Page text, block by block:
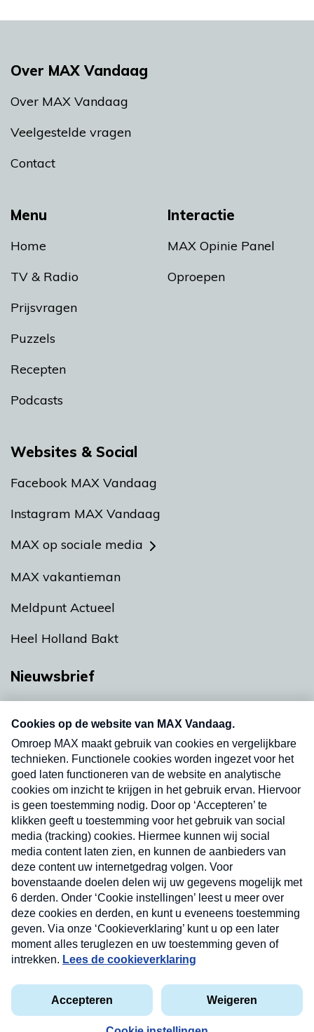
Menu
Home
TV & Radio
Prijsvragen
Puzzels
Recepten
Podcasts
Interactie
MAX Opinie Panel
Oproepen
Over MAX Vandaag
Over MAX Vandaag
Veelgestelde vragen
Contact
Websites & Social
Facebook MAX Vandaag
Instagram MAX Vandaag
MAX op sociale media
MAX vakantieman
Meldpunt Actueel
Heel Holland Bakt
Nieuwsbrief
nieuwsbrief. Elke vrijdag- en dinsdagochtend in
uw mailbox.
Verzend
Privacyverklaring
Cookieverklaring
Kwetsbaarheid melden
Copyright © 2026 MAX Vandaag - Omroep MAX
Nieuwsbrief
Neem hier een gratis abonnement op onze
nieuwsbrief. Elke vrijdag- en dinsdagochtend in uw